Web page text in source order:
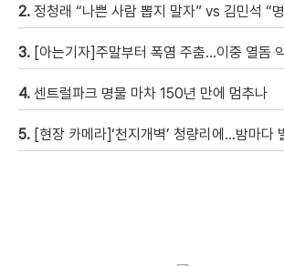
2. 정청래 “나쁜 사람 뽑지 말자” vs 김민석 “
3. [아는기자]주말부터 폭염 주춤…이중 열돔
4. 센트럴파크 명물 마차 150년 만에 멈추나
5. [현장 카메라]‘천지개벽’ 청량리에…밤마다 벌어